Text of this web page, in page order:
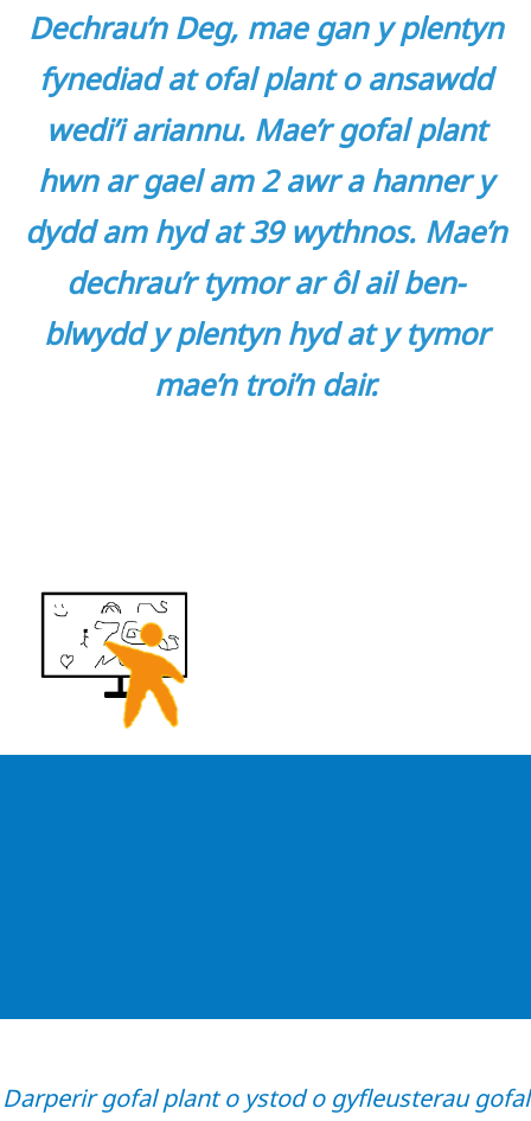
Dechrau’n Deg, mae gan y plentyn
fynediad at ofal plant o ansawdd
wedi’i ariannu. Mae’r gofal plant
hwn ar gael am 2 awr a hanner y
dydd am hyd at 39 wythnos. Mae’n
dechrau’r tymor ar ôl ail ben-
blwydd y plentyn hyd at y tymor
mae’n troi’n dair.
Darperir gofal plant o ystod o gyfleusterau gofal